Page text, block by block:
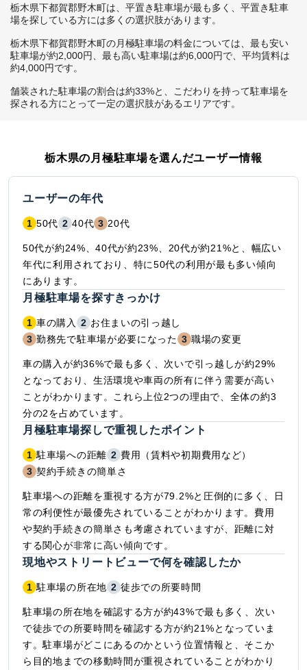
栃木県下都賀郡野木町は、平置き駐車場が最も多く、平置き駐車
場を探している方には多くの選択肢があります。
栃木県下都賀郡野木町の月極駐車場の料金については、最も安い
駐車場が約2,000円、最も高い駐車場は約6,000円で、平均賃料は
約4,000円です。
舗装された駐車場の割合は約33%と、こだわりを持って駐車場を
探される方にとって一定の選択肢があるエリアです。
栃木県の月極駐車場を選んだユーザー情報
ユーザーの年代
1 50代 2 40代 3 20代
50代が約24%、40代が約23%、20代が約21%と、幅広い
年代に利用されており、特に50代の利用が最も多い傾向
にあります。
月極駐車場を探すきっかけ
1 車の購入 2 お住まいの引っ越し
3 勤務先で駐車場が必要になった 3 職場の変更
車の購入が約36%で最も多く、次いで引っ越しが約29%
となっており、生活環境や車両の所有に伴う需要が高い
ことがわかります。これら上位2つの理由で、全体の約3
分の2を占めています。
月極駐車場探しで重視したポイント
1 駐車場への距離 2 費用（賃料や初期費用など）
3 契約手続きの簡単さ
駐車場への距離を重視する方が79.2%と圧倒的に多く、日
常の利便性が最優先されていることがわかります。費用
や契約手続きの簡単さも考慮されていますが、距離に対
する関心が非常に高い傾向です。
現地やストリートビューで何を確認したか
1 駐車場の所在地 2 徒歩での所要時間
駐車場の所在地を確認する方が約43%で最も多く、次い
で徒歩での所要時間を確認する方が約21%となっていま
す。駐車場がどこにあるのかという位置情報と、そこか
ら目的地までの移動時間が重視されていることがわかり